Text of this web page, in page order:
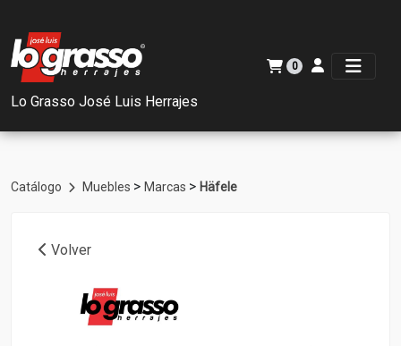
Lo Grasso José Luis Herrajes
0
Catálogo Muebles > Marcas > Häfele
Volver